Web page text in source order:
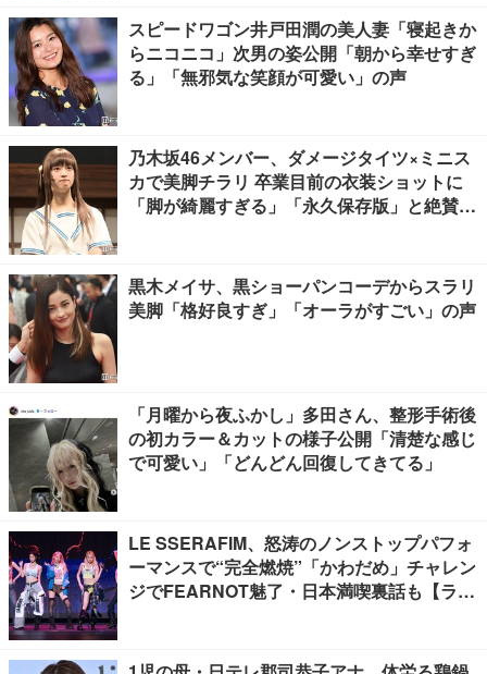
スピードワゴン井戸田潤の美人妻「寝起きか
らニコニコ」次男の姿公開「朝から幸せすぎ
る」「無邪気な笑顔が可愛い」の声
乃木坂46メンバー、ダメージタイツ×ミニス
カで美脚チラリ 卒業目前の衣装ショットに
「脚が綺麗すぎる」「永久保存版」と絶賛の
黒木メイサ、黒ショーパンコーデからスラリ
美脚「格好良すぎ」「オーラがすごい」の声
「月曜から夜ふかし」多田さん、整形手術後
の初カラー＆カットの様子公開「清楚な感じ
で可愛い」「どんどん回復してきてる」
LE SSERAFIM、怒涛のノンストップパフォ
ーマンスで“完全燃焼”「かわだめ」チャレン
ジでFEARNOT魅了・日本満喫裏話も【ライ